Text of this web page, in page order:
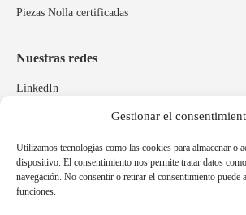
Gestionar el
Utilizamos tecnologías como las cookies para almacenar o
dispositivo. El consentimiento nos permite tratar datos
navegación. No consentir o retirar el consentimiento puede
funciones.
Piezas Nolla certificadas
Nuestras redes
LinkedIn
Marcas relacionadas